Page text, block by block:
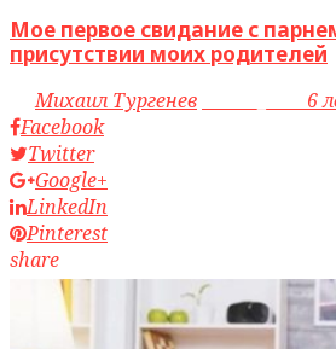
Мое первое свидание с
присутствии моих родителей
byМихаил Тургенев
6
Facebook
Twitter
Google+
LinkedIn
Pinterest
share